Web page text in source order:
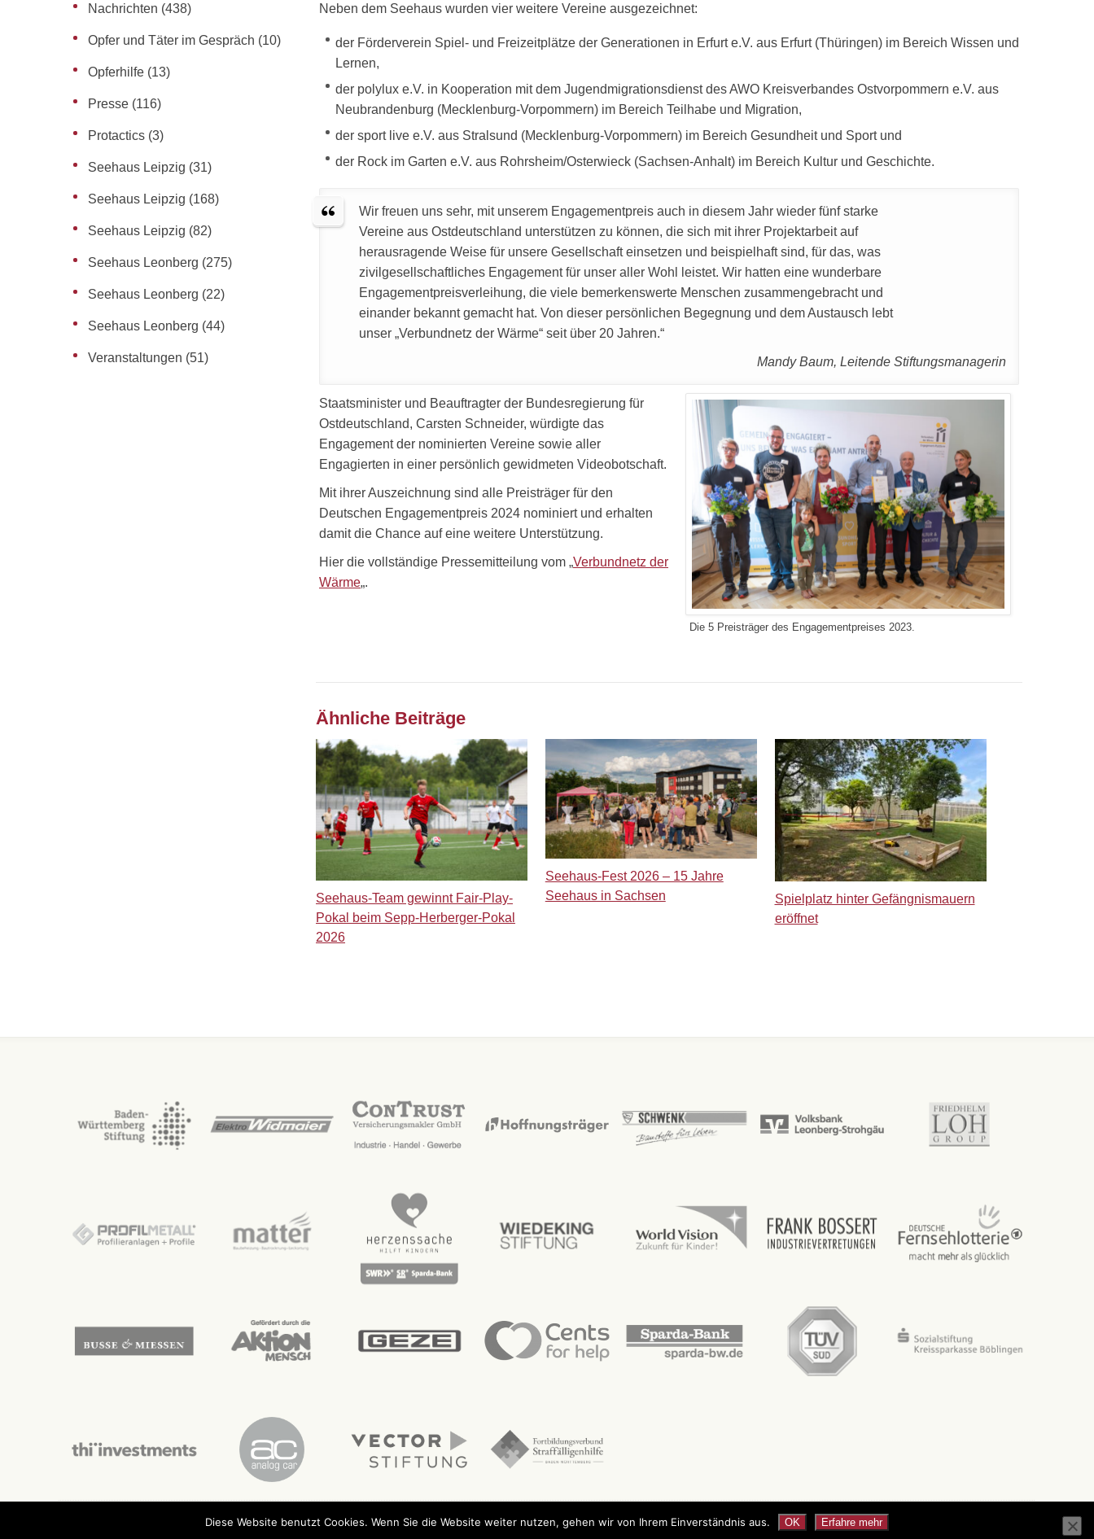
Neben dem Seehaus wurden vier weitere Vereine ausgezeichnet:
der Förderverein Spiel- und Freizeitplätze der Generationen in Erfurt e.V. aus Erfurt (Thüringen) im Bereich Wissen und
Lernen,
der polylux e.V. in Kooperation mit dem Jugendmigrationsdienst des AWO Kreisverbandes Ostvorpommern e.V. aus
Neubrandenburg (Mecklenburg-Vorpommern) im Bereich Teilhabe und Migration,
der sport live e.V. aus Stralsund (Mecklenburg-Vorpommern) im Bereich Gesundheit und Sport und
der Rock im Garten e.V. aus Rohrsheim/Osterwieck (Sachsen-Anhalt) im Bereich Kultur und Geschichte.
Wir freuen uns sehr, mit unserem Engagementpreis auch in diesem Jahr wieder fünf starke
Vereine aus Ostdeutschland unterstützen zu können, die sich mit ihrer Projektarbeit auf
herausragende Weise für unsere Gesellschaft einsetzen und beispielhaft sind, für das, was
zivilgesellschaftliches Engagement für unser aller Wohl leistet. Wir hatten eine wunderbare
Engagementpreisverleihung, die viele bemerkenswerte Menschen zusammengebracht und
einander bekannt gemacht hat. Von dieser persönlichen Begegnung und dem Austausch lebt
unser „Verbundnetz der Wärme“ seit über 20 Jahren.“
Mandy Baum, Leitende Stiftungsmanagerin
Die 5 Preisträger des Engagementpreises 2023.
Staatsminister und Beauftragter der Bundesregierung für
Ostdeutschland, Carsten Schneider, würdigte das
Engagement der nominierten Vereine sowie aller
Engagierten in einer persönlich gewidmeten Videobotschaft.
Mit ihrer Auszeichnung sind alle Preisträger für den
Deutschen Engagementpreis 2024 nominiert und erhalten
damit die Chance auf eine weitere Unterstützung.
Hier die vollständige Pressemitteilung vom „Verbundnetz der
Wärme„.
Ähnliche Beiträge
Seehaus-Team gewinnt Fair-Play-
Pokal beim Sepp-Herberger-Pokal
2026
Seehaus-Fest 2026 – 15 Jahre
Seehaus in Sachsen
Spielplatz hinter Gefängnismauern
eröffnet
Nachrichten (438)
Opfer und Täter im Gespräch (10)
Opferhilfe (13)
Presse (116)
Protactics (3)
Seehaus Leipzig (31)
Seehaus Leipzig (168)
Seehaus Leipzig (82)
Seehaus Leonberg (275)
Seehaus Leonberg (22)
Seehaus Leonberg (44)
Veranstaltungen (51)
Diese Website benutzt Cookies. Wenn Sie die Website weiter nutzen, gehen wir von Ihrem Einverständnis aus. OK Erfahre mehr